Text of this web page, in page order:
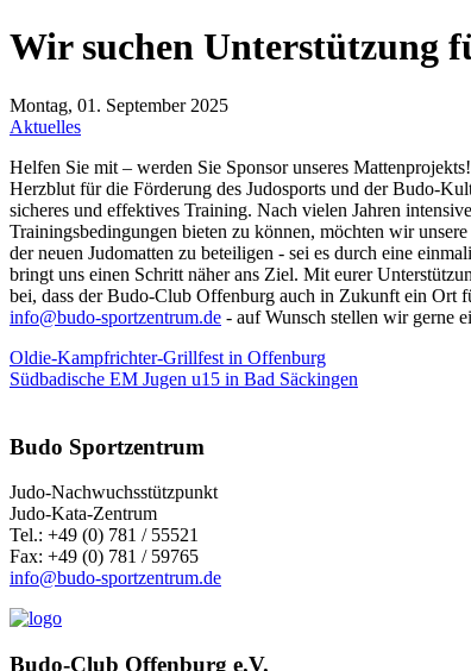
Wir suchen Unterstützung
Montag, 01. September 2025
Aktuelles
Helfen Sie mit – werden Sie Sponsor unseres
Herzblut für die Förderung des Judosports und der Budo-
sicheres und effektives Training. Nach vielen Jahren
Trainingsbedingungen bieten zu können, möchten wir
der neuen Judomatten zu beteiligen - sei es durch eine
bringt uns einen Schritt näher ans Ziel. Mit eurer
bei, dass der Budo-Club Offenburg auch in Zukunft ein Ort
info@budo-sportzentrum.de - auf Wunsch stellen wir gerne
Oldie-Kampfrichter-Grillfest in Offenburg
Südbadische EM Jugen u15 in Bad Säckingen
Budo Sportzentrum
Judo-Nachwuchsstützpunkt
Judo-Kata-Zentrum
Tel.: +49 (0) 781 / 55521
Fax: +49 (0) 781 / 59765
info@budo-sportzentrum.de
Budo-Club Offenburg e.V.